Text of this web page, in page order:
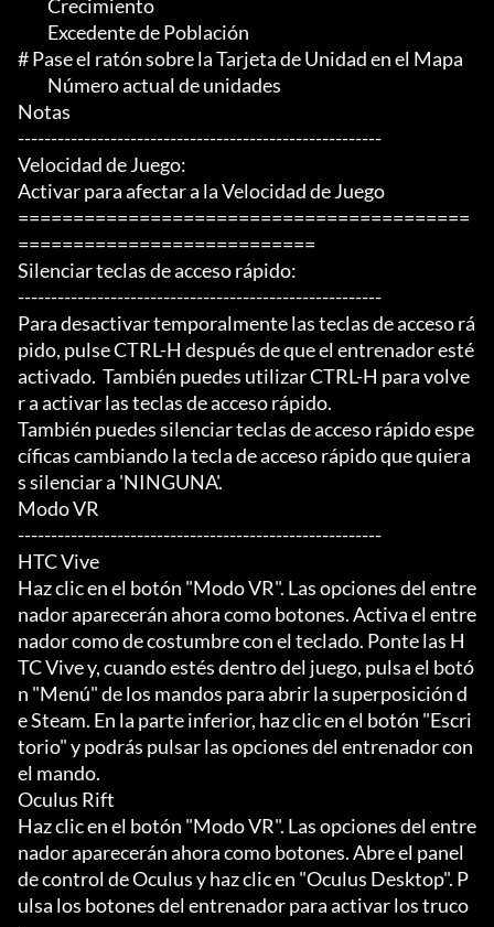
# Pase el ratón sobre la Tarjeta de Unidad en el Mapa
Notas
-------------------------------------------------------
Velocidad de Juego:
Activar para afectar a la Velocidad de Juego
=========================================
===========================
Silenciar teclas de acceso rápido:
-------------------------------------------------------
Para desactivar temporalmente las teclas de acceso rá
pido, pulse CTRL-H después de que el entrenador esté
activado.  También puedes utilizar CTRL-H para volve
r a activar las teclas de acceso rápido.
También puedes silenciar teclas de acceso rápido espe
cíficas cambiando la tecla de acceso rápido que quiera
s silenciar a 'NINGUNA'.
Modo VR
-------------------------------------------------------
HTC Vive
Haz clic en el botón "Modo VR". Las opciones del entre
nador aparecerán ahora como botones. Activa el entre
nador como de costumbre con el teclado. Ponte las H
TC Vive y, cuando estés dentro del juego, pulsa el botó
n "Menú" de los mandos para abrir la superposición d
e Steam. En la parte inferior, haz clic en el botón "Escri
torio" y podrás pulsar las opciones del entrenador con
el mando.
Oculus Rift
Haz clic en el botón "Modo VR". Las opciones del entre
nador aparecerán ahora como botones. Abre el panel
de control de Oculus y haz clic en "Oculus Desktop". P
ulsa los botones del entrenador para activar los truco